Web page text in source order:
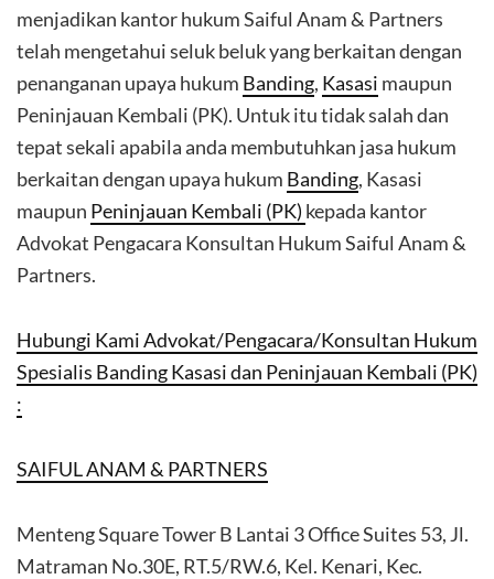
menjadikan kantor hukum Saiful Anam & Partners
telah mengetahui seluk beluk yang berkaitan dengan
penanganan upaya hukum Banding, Kasasi maupun
Peninjauan Kembali (PK). Untuk itu tidak salah dan
tepat sekali apabila anda membutuhkan jasa hukum
berkaitan dengan upaya hukum Banding, Kasasi
maupun Peninjauan Kembali (PK) kepada kantor
Advokat Pengacara Konsultan Hukum Saiful Anam &
Partners.
Hubungi Kami Advokat/Pengacara/Konsultan Hukum
Spesialis Banding Kasasi dan Peninjauan Kembali (PK)
:
SAIFUL ANAM & PARTNERS
Menteng Square Tower B Lantai 3 Office Suites 53, Jl.
Matraman No.30E, RT.5/RW.6, Kel. Kenari, Kec.